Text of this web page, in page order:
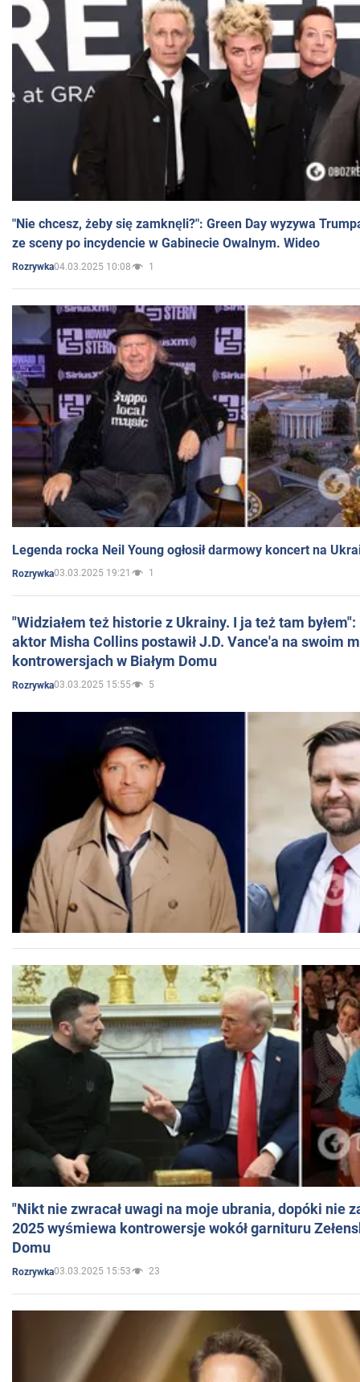
"Nie chcesz, żeby się zamknęli?": Green Day wyzywa
ze sceny po incydencie w Gabinecie Owalnym. Wideo
Rozrywka04.03.2025 10:08 1
Legenda rocka Neil Young ogłosił darmowy koncert na
Rozrywka03.03.2025 19:21 1
"Widziałem też historie z Ukrainy. I ja też tam
aktor Misha Collins postawił J.D. Vance'a na swoim
kontrowersjach w Białym Domu
Rozrywka03.03.2025 15:55 5
"Nikt nie zwracał uwagi na moje ubrania, dopóki nie
2025 wyśmiewa kontrowersje wokół garnituru
Domu
Rozrywka03.03.2025 15:53 23